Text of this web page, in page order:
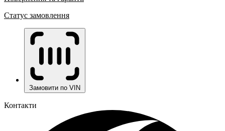
Статус замовлення
Замовити по VIN
Контакти